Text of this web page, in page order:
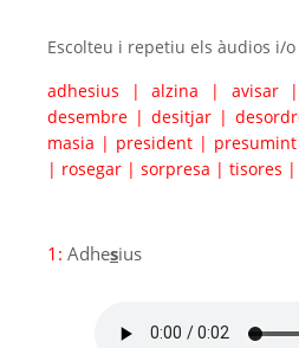
Escolteu i repetiu els àudios i/
adhesius
|alzina | avisar
desembre | desitjar |
masia | president | presumint
| rosegar | sorpresa | tisores |
1: Adhesius